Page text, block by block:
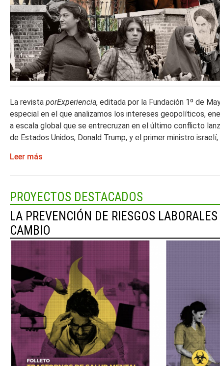
La revista porExperiencia, editada por la Fundación 1º de
especial en el que analizamos los intereses geopolíticos,
a escala global que se entrecruzan en el último conflicto
de Estados Unidos, Donald Trump, y el primer ministro israelí,
Leer más
PROYECTOS DESTACADOS
LA PREVENCIÓN DE RIESGOS
CAMBIO